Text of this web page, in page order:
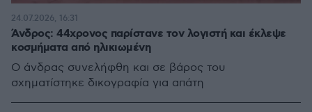
Άνδρος: 44χρονος παρίστανε τον λογιστή και έκλεψε
κοσμήματα από ηλικιωμένη
Ο άνδρας συνελήφθη και σε βάρος του
σχηματίστηκε δικογραφία για απάτη
24.07.2026, 16:31